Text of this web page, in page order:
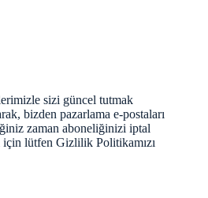
sizi güncel tutmak
bizden pazarlama e-postaları
zaman aboneliğinizi iptal
lütfen Gizlilik Politikamızı